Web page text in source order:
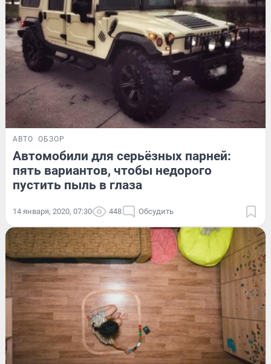
АВТО ОБЗОР
Автомобили для серьёзных парней:
пять вариантов, чтобы недорого
пустить пыль в глаза
14 января, 2020, 07:30 448 Обсудить